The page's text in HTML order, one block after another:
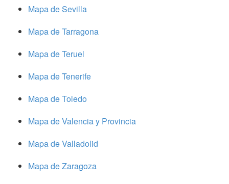
Mapa de Sevilla
Mapa de Tarragona
Mapa de Teruel
Mapa de Tenerife
Mapa de Toledo
Mapa de Valencia y Provincia
Mapa de Valladolid
Mapa de Zaragoza